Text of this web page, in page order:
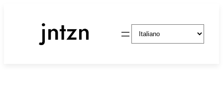
Scegli
una